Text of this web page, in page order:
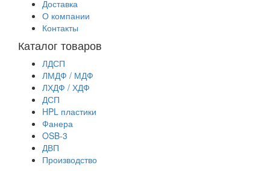
Доставка
О компании
Контакты
Каталог товаров
ЛДСП
ЛМДФ / МДФ
ЛХДФ / ХДФ
ДСП
HPL пластики
Фанера
OSB-3
ДВП
Производство